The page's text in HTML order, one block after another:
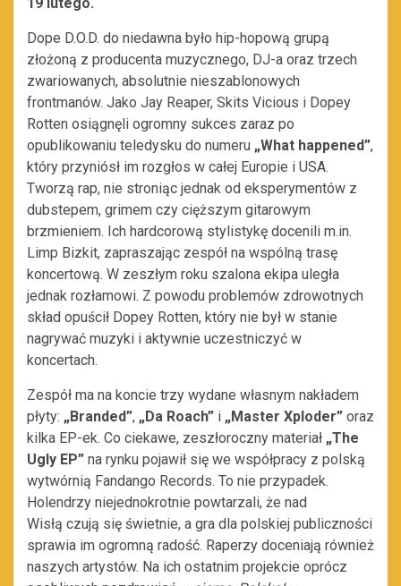
19 lutego.
Dope D.O.D. do niedawna było hip-hopową grupą
złożoną z producenta muzycznego, DJ-a oraz trzech
zwariowanych, absolutnie nieszablonowych
frontmanów. Jako Jay Reaper, Skits Vicious i Dopey
Rotten osiągnęli ogromny sukces zaraz po
opublikowaniu teledysku do numeru „What happened”,
który przyniósł im rozgłos w całej Europie i USA.
Tworzą rap, nie stroniąc jednak od eksperymentów z
dubstepem, grimem czy cięższym gitarowym
brzmieniem. Ich hardcorową stylistykę docenili m.in.
Limp Bizkit, zapraszając zespół na wspólną trasę
koncertową. W zeszłym roku szalona ekipa uległa
jednak rozłamowi. Z powodu problemów zdrowotnych
skład opuścił Dopey Rotten, który nie był w stanie
nagrywać muzyki i aktywnie uczestniczyć w
koncertach.
Zespół ma na koncie trzy wydane własnym nakładem
płyty: „Branded”, „Da Roach” i „Master Xploder” oraz
kilka EP-ek. Co ciekawe, zeszłoroczny materiał „The
Ugly EP” na rynku pojawił się we współpracy z polską
wytwórnią Fandango Records. To nie przypadek.
Holendrzy niejednokrotnie powtarzali, że nad
Wisłą czują się świetnie, a gra dla polskiej publiczności
sprawia im ogromną radość. Raperzy doceniają również
naszych artystów. Na ich ostatnim projekcie oprócz